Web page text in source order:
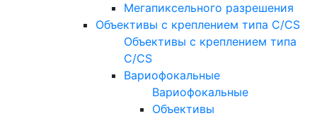
Мегапиксельного разрешения
Объективы с креплением типа C/CS
Объективы с креплением типа
C/CS
Вариофокальные
Вариофокальные
Объективы